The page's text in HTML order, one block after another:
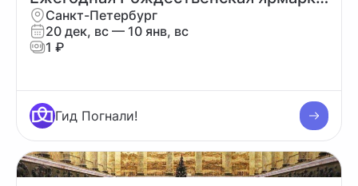
Санкт-Петербург
20 дек, вс — 10 янв, вс
1 ₽
Гид Погнали!